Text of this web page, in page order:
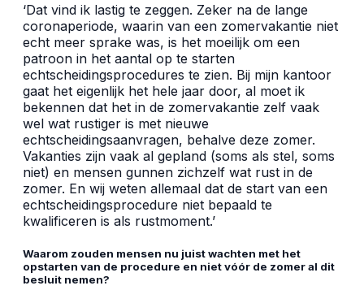
‘Dat vind ik lastig te zeggen. Zeker na de lange
coronaperiode, waarin van een zomervakantie niet
echt meer sprake was, is het moeilijk om een
patroon in het aantal op te starten
echtscheidingsprocedures te zien. Bij mijn kantoor
gaat het eigenlijk het hele jaar door, al moet ik
bekennen dat het in de zomervakantie zelf vaak
wel wat rustiger is met nieuwe
echtscheidingsaanvragen, behalve deze zomer.
Vakanties zijn vaak al gepland (soms als stel, soms
niet) en mensen gunnen zichzelf wat rust in de
zomer. En wij weten allemaal dat de start van een
echtscheidingsprocedure niet bepaald te
kwalificeren is als rustmoment.’
Waarom zouden mensen nu juist wachten met het
opstarten van de procedure en niet vóór de zomer al dit
besluit nemen?